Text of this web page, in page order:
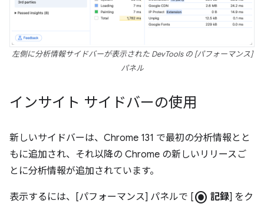
左側に分析情報サイドバーが表示された DevTools の [パフォーマンス]
パネル
インサイト サイドバーの使用
新しいサイドバーは、Chrome 131 で最初の分析情報とと
もに追加され、それ以降の Chrome の新しいリリースご
とに分析情報が追加されています。
表示するには、[パフォーマンス] パネルで [radio_button_checked 記録] をク